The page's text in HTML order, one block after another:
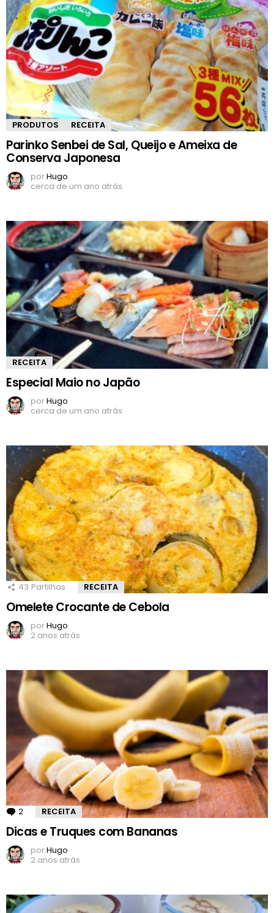
PRODUTOS RECEITA
Parinko Senbei de Sal, Queijo e Ameixa de
Conserva Japonesa
porHugo
cerca de um ano atrás
RECEITA
Especial Maio no Japão
porHugo
cerca de um ano atrás
43 Partilhas RECEITA
Omelete Crocante de Cebola
porHugo
2 anos atrás
2 Comentários
RECEITA
Dicas e Truques com Bananas
porHugo
2 anos atrás